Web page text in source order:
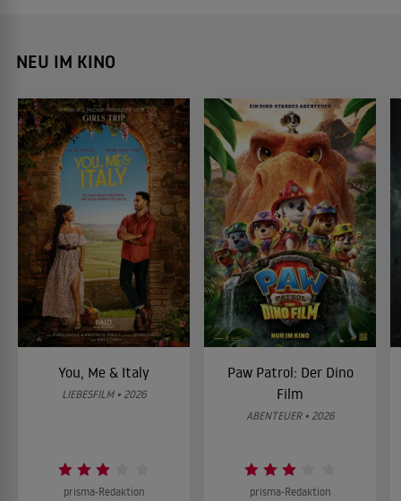
NEU IM KINO
You, Me & Italy
LIEBESFILM • 2026
prisma-Redaktion
Paw Patrol: Der Dino
Film
ABENTEUER • 2026
prisma-Redaktion